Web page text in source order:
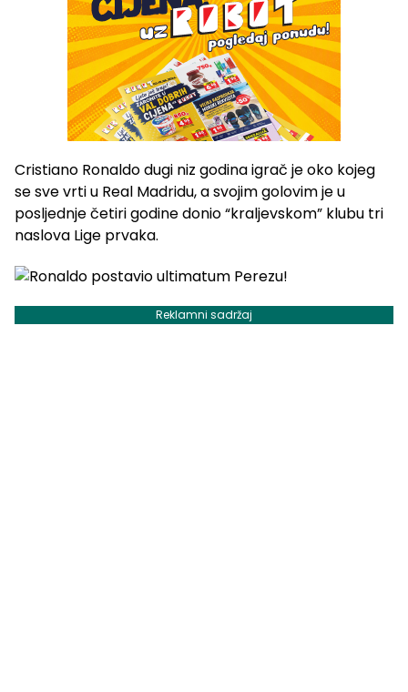
Cristiano Ronaldo dugi niz godina igrač je oko kojeg
se sve vrti u Real Madridu, a svojim golovim je u
posljednje četiri godine donio “kraljevskom” klubu tri
naslova Lige prvaka.
Reklamni sadržaj